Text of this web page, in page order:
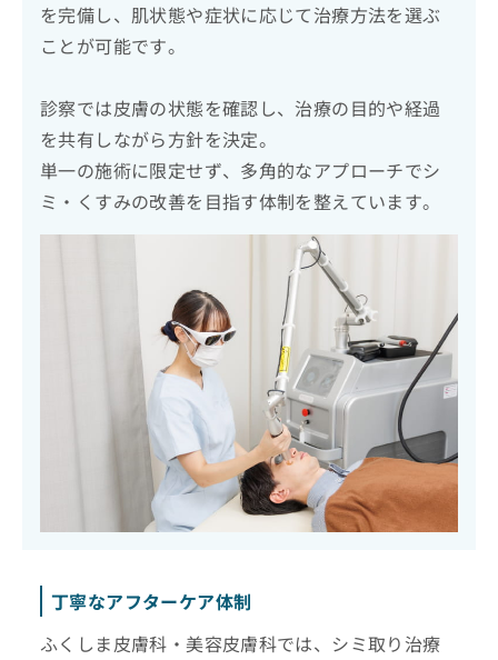
を完備し、肌状態や症状に応じて治療方法を選ぶ
ことが可能です。
診察では皮膚の状態を確認し、治療の目的や経過
を共有しながら方針を決定。
単一の施術に限定せず、多角的なアプローチでシ
ミ・くすみの改善を目指す体制を整えています。
丁寧なアフターケア体制
ふくしま皮膚科・美容皮膚科では、シミ取り治療